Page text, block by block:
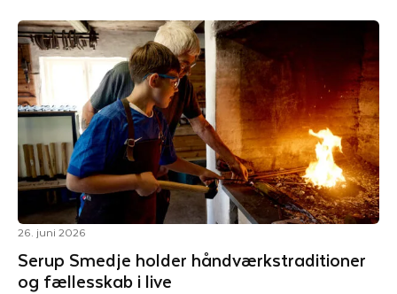
Serup Smedje holder håndværkstraditioner
og fællesskab i live
26. juni 2026